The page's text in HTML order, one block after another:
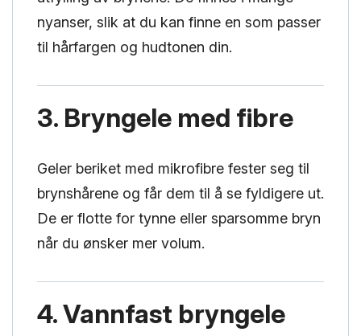
nyanser, slik at du kan finne en som passer
til hårfargen og hudtonen din.
3. Bryngele med fibre
Geler beriket med mikrofibre fester seg til
brynshårene og får dem til å se fyldigere ut.
De er flotte for tynne eller sparsomme bryn
når du ønsker mer volum.
4. Vannfast bryngele